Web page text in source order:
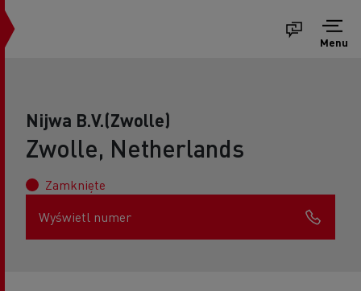
Menu
Nijwa B.V.(Zwolle)
Zwolle, Netherlands
Zamknięte
Wyświetl numer